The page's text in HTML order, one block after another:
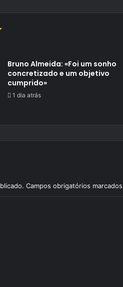
Bruno Almeida: «Foi um sonho
concretizado e um objetivo
cumprido»
1 dia atrás
Campos obrigatórios